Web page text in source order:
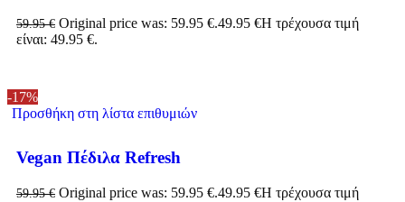
59.95€ Original price was: 59.95 €.49.95 €Η τρέχουσα τιμή
είναι: 49.95 €.
-17%
Προσθήκη στη λίστα επιθυμιών
Vegan Πέδιλα Refresh
59.95€ Original price was: 59.95 €.49.95 €Η τρέχουσα τιμή